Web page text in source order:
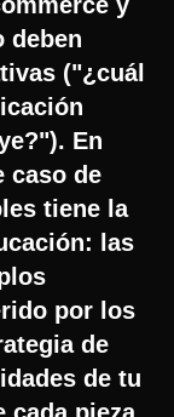
deben
("¿cuál
En
caso de
tiene la
las
por los
de
de tu